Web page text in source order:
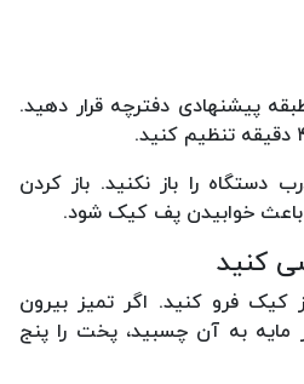
پیشنهادی دفترچه قرار دهید.
اول درب دستگاه را باز نکنید. باز کردن
خوابیدن پف کیک شود.
کیک فرو کنید. اگر تمیز بیرون
به آن چسبید، پخت را پنج